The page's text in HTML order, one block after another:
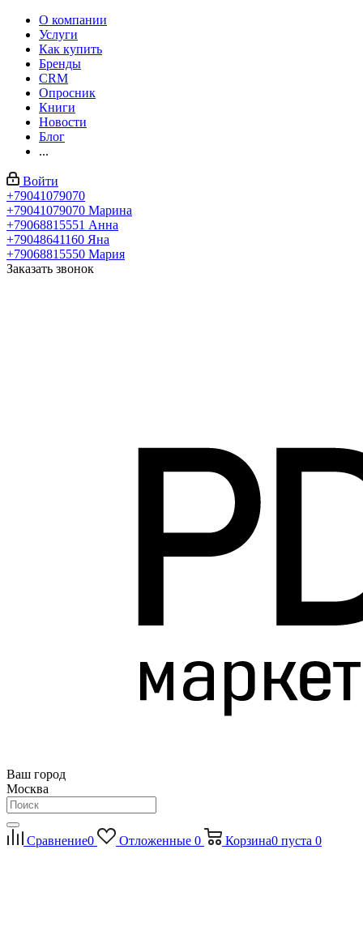
О компании
Услуги
Как купить
Бренды
CRM
Опросник
Книги
Новости
Блог
...
Войти
+79041079070
+79041079070 Марина
+79068815551 Анна
+79048641160 Яна
+79068815550 Мария
Заказать звонок
Ваш город
Москва
Сравнение0 Отложенные 0 Корзина0 пуста 0